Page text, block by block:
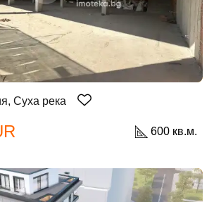
Суха река
600 кв.м.